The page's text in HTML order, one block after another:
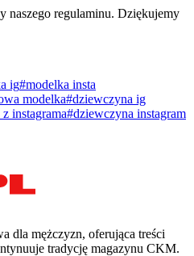
naszego regulaminu. Dziękujemy
ig#modelka insta
modelka#dziewczyna ig
instagrama#dziewczyna instagram
dla mężczyzn, oferująca treści
tradycję magazynu CKM.